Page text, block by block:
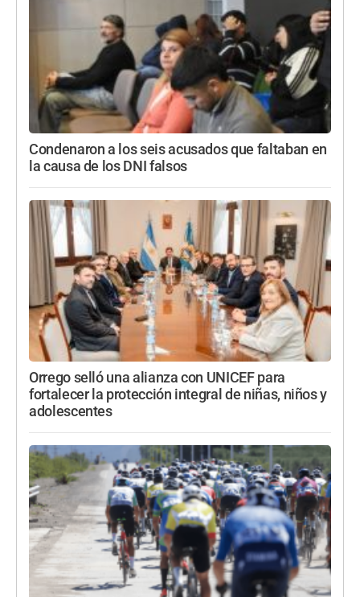
Condenaron a los seis acusados que faltaban en
la causa de los DNI falsos
Orrego selló una alianza con UNICEF para
fortalecer la protección integral de niñas, niños y
adolescentes